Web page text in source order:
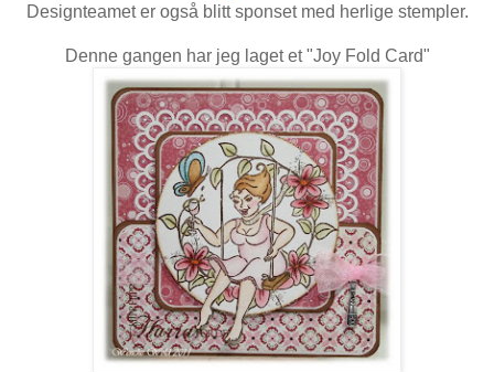
Designteamet er også blitt sponset med herlige stempler.
Denne gangen har jeg laget et "Joy Fold Card"